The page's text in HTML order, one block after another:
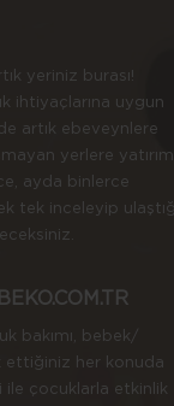
yeriniz burası!
ihtiyaçlarına uygun
artık ebeveynlere
yerlere yatırım
ayda binlerce
tek inceleyip
bakımı, bebek/
ettiğiniz her konuda
ile çocuklarla etkinlik